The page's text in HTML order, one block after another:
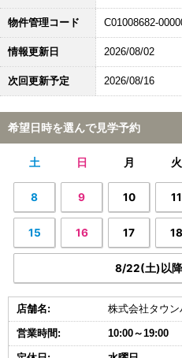
物件管理コード C01008682-
情報更新日 2026/08/02
次回更新予定 2026/08/16
希望日時を選んで見学予約
土 日 月 火
8 9 10 11
15 16 17 18
8/22(土)以
店舗名: 株式会社タウ
営業時間: 10:00～19:00